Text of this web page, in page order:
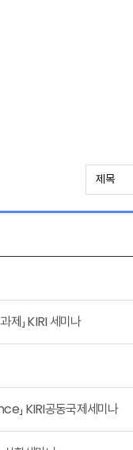
제」 KIRI 세미나
KIRI공동국제세미나